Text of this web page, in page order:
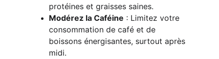
protéines et graisses saines.
Modérez la Caféine : Limitez votre
consommation de café et de
boissons énergisantes, surtout après
midi.